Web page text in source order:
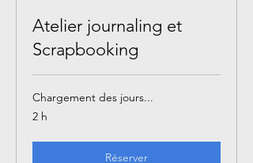
Atelier journaling et
Scrapbooking
Chargement des jours...
2 h
Réserver